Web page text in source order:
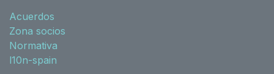
Acuerdos
Zona socios
Normativa
l10n-spain